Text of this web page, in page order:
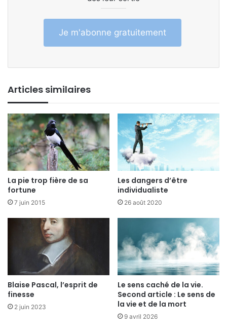
Je m'abonne gratuitement
Articles similaires
La pie trop fière de sa
fortune
7 juin 2015
Les dangers d’être
individualiste
26 août 2020
Blaise Pascal, l’esprit de
finesse
2 juin 2023
Le sens caché de la vie.
Second article : Le sens de
la vie et de la mort
9 avril 2026